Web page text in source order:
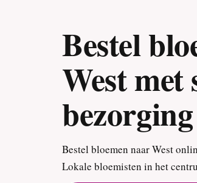
Bestel
West met
bezorging
Bestel bloemen naar West
Lokale bloemisten in het